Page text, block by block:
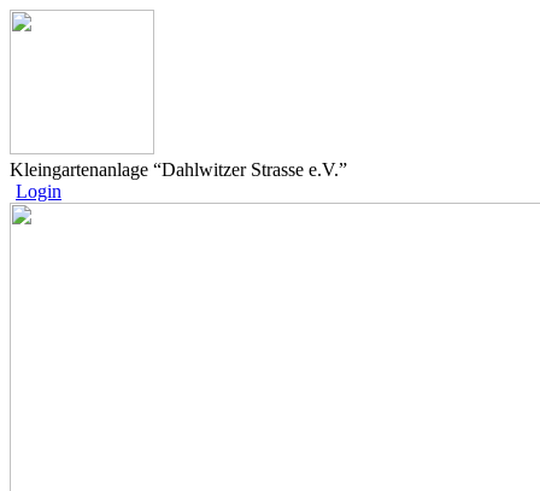
Kleingartenanlage “Dahlwitzer Strasse e.V.”
Login